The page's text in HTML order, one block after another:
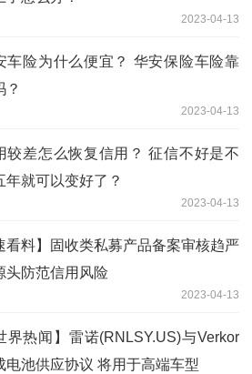
2023-04-13
车险为什么便宜？ 华安保险车险靠
？
2023-04-13
较差怎么恢复信用？ 征信不好是不
年就可以变好了？
2023-04-13
看料】固收类私募产品备案审核趋严
头防范信用风险
2023-04-13
界热闻】雷诺(RNLSY.US)与Verkor
电池供应协议 将用于高端车型